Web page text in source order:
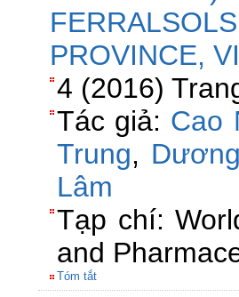
PROVINCE,
4 (2016)
Tác giả: Cao
Trung,
Lâm
Tạp chí:
and
Tóm tắt